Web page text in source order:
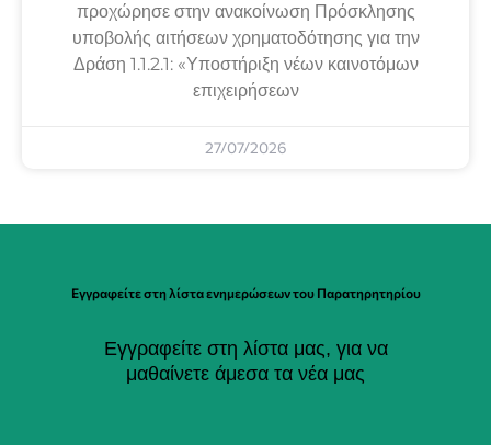
προχώρησε στην ανακοίνωση Πρόσκλησης
υποβολής αιτήσεων χρηματοδότησης για την
Δράση 1.1.2.1: «Υποστήριξη νέων καινοτόμων
επιχειρήσεων
27/07/2026
Εγγραφείτε στη λίστα ενημερώσεων του Παρατηρητηρίου
Εγγραφείτε στη λίστα μας, για να
μαθαίνετε άμεσα τα νέα μας